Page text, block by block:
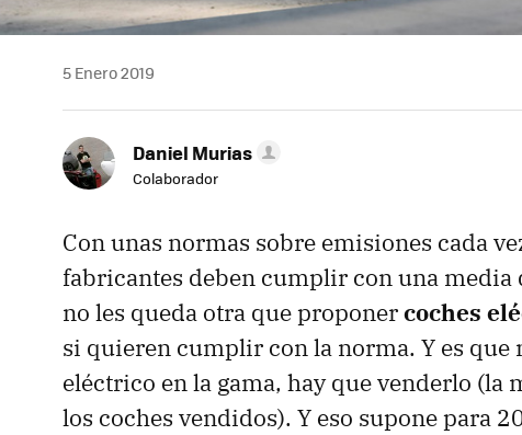
5 Enero 2019
Daniel Murias
Colaborador
Con unas normas sobre emisiones cada
fabricantes deben cumplir con una media
no les queda otra que proponercoches
si quieren cumplir con la norma. Y es que
eléctrico en la gama, hay que venderlo (la
los coches vendidos). Y eso supone para